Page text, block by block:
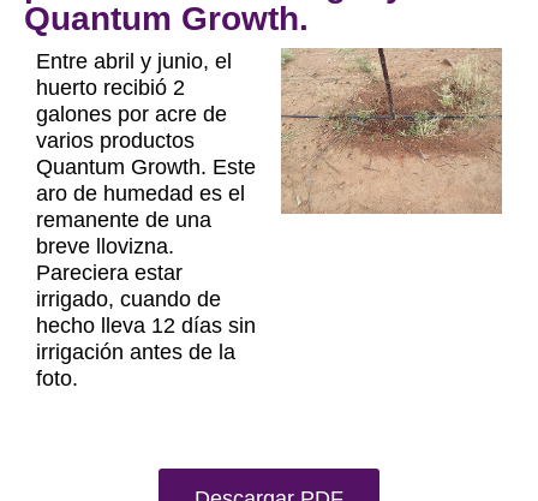
Entre abril y junio, el
huerto recibió 2
galones por acre de
varios productos
Quantum Growth. Este
aro de humedad es el
remanente de una
breve llovizna.
Pareciera estar
irrigado, cuando de
hecho lleva 12 días sin
irrigación antes de la
foto.
Quantum Growth.